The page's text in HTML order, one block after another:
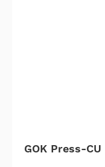
GOK Press-